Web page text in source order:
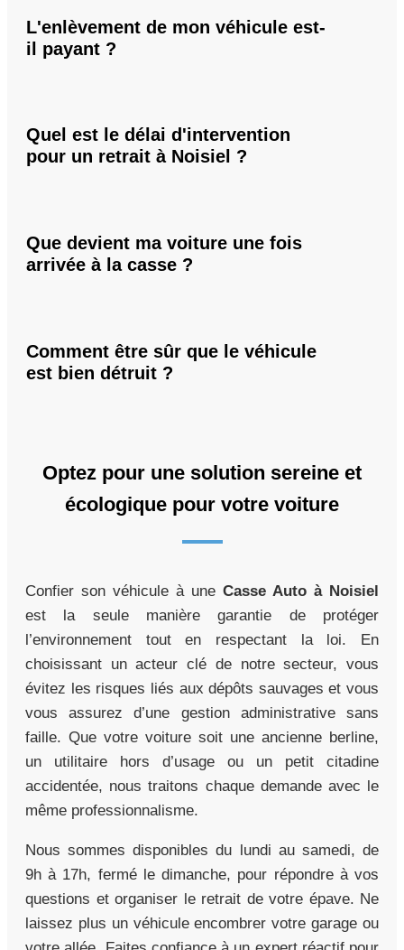
L'enlèvement de mon véhicule est-
il payant ?
Quel est le délai d'intervention
pour un retrait à Noisiel ?
Que devient ma voiture une fois
arrivée à la casse ?
Comment être sûr que le véhicule
est bien détruit ?
Optez pour une solution sereine et
écologique pour votre voiture
Confier son véhicule à une Casse Auto à Noisiel
est la seule manière garantie de protéger
l’environnement tout en respectant la loi. En
choisissant un acteur clé de notre secteur, vous
évitez les risques liés aux dépôts sauvages et vous
vous assurez d’une gestion administrative sans
faille. Que votre voiture soit une ancienne berline,
un utilitaire hors d’usage ou un petit citadine
accidentée, nous traitons chaque demande avec le
même professionnalisme.
Nous sommes disponibles du lundi au samedi, de
9h à 17h, fermé le dimanche, pour répondre à vos
questions et organiser le retrait de votre épave. Ne
laissez plus un véhicule encombrer votre garage ou